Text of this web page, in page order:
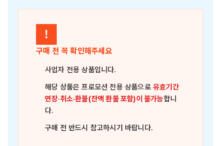
!
구매 전 꼭 확인해주세요
사업자 전용 상품입니다.
해당 상품은프로모션 전용 상품으로유효기간
연장·취소·환불(잔액 환불 포함)이 불가능합니
다.
구매 전 반드시 참고하시기 바랍니다.